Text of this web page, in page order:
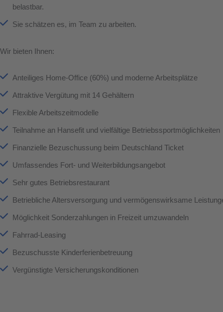
belastbar.
Sie schätzen es, im Team zu arbeiten.
Wir bieten Ihnen:
Anteiliges Home-Office (60%) und moderne Arbeitsplätze
Attraktive Vergütung mit 14 Gehältern
Flexible Arbeitszeitmodelle
Teilnahme an Hansefit und vielfältige Betriebssportmöglichkeiten
Finanzielle Bezuschussung beim Deutschland Ticket
Umfassendes Fort- und Weiterbildungsangebot
Sehr gutes Betriebsrestaurant
Betriebliche Altersversorgung und vermögenswirksame
Möglichkeit Sonderzahlungen in Freizeit umzuwandeln
Fahrrad-Leasing
Bezuschusste Kinderferienbetreuung
Vergünstigte Versicherungskonditionen